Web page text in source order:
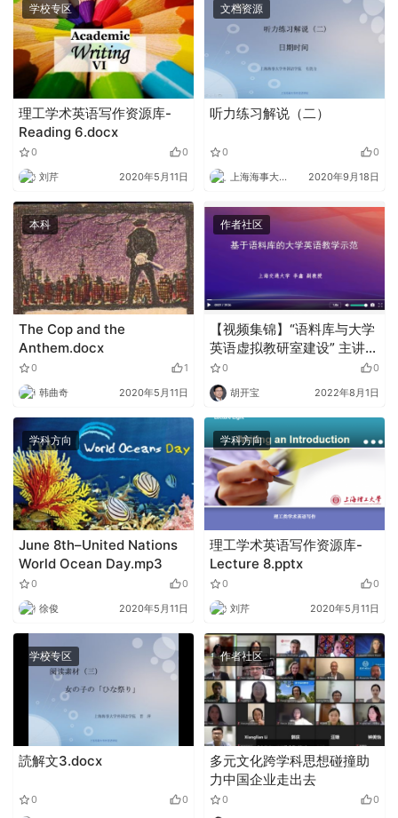
学校专区
理工学术英语写作资源库-
Reading 6.docx
0 0
刘芹 2020年5月11日
文档资源
听力练习解说（二）
0 0
上海海事大学外语 2020年9月18日
本科
The Cop and the
Anthem.docx
0 1
韩曲奇 2020年5月11日
作者社区
【视频集锦】“语料库与大学
英语虚拟教研室建设” 主讲
人：李鑫 副教授
0 0
胡开宝 2022年8月1日
学科方向
June 8th–United Nations
World Ocean Day.mp3
0 0
徐俊 2020年5月11日
学科方向
理工学术英语写作资源库-
Lecture 8.pptx
0 0
刘芹 2020年5月11日
学校专区
読解文3.docx
0 0
作者社区
多元文化跨学科思想碰撞助
力中国企业走出去
0 0